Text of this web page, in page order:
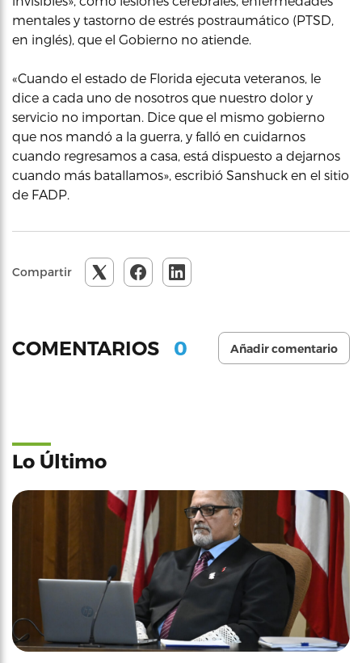
mentales y tastorno de estrés postraumático (PTSD,
en inglés), que el Gobierno no atiende.
«Cuando el estado de Florida ejecuta veteranos, le
dice a cada uno de nosotros que nuestro dolor y
servicio no importan. Dice que el mismo gobierno
que nos mandó a la guerra, y falló en cuidarnos
cuando regresamos a casa, está dispuesto a dejarnos
cuando más batallamos», escribió Sanshuck en el sitio
de FADP.
Compartir
COMENTARIOS 0 Añadir comentario
Lo Último